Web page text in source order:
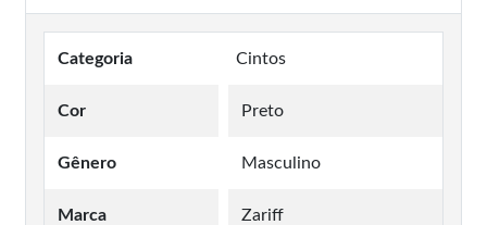
Categoria Cintos
Cor Preto
Gênero Masculino
Marca Zariff